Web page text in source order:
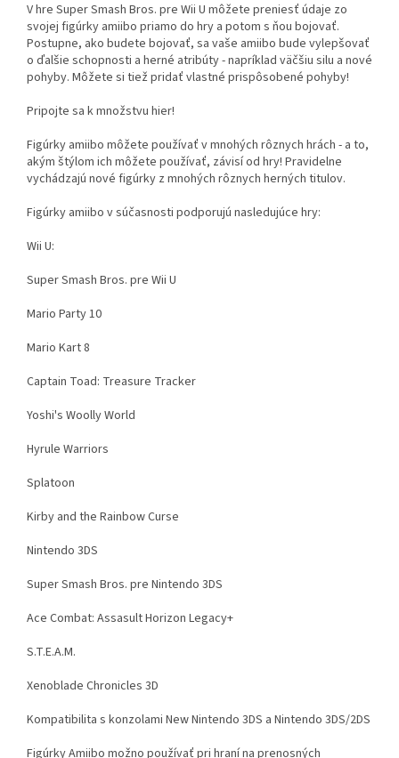
V hre Super Smash Bros. pre Wii U môžete preniesť údaje zo
svojej figúrky amiibo priamo do hry a potom s ňou bojovať.
Postupne, ako budete bojovať, sa vaše amiibo bude vylepšovať
o ďalšie schopnosti a herné atribúty - napríklad väčšiu silu a nové
pohyby. Môžete si tiež pridať vlastné prispôsobené pohyby!
Pripojte sa k množstvu hier!
Figúrky amiibo môžete používať v mnohých rôznych hrách - a to,
akým štýlom ich môžete používať, závisí od hry! Pravidelne
vychádzajú nové figúrky z mnohých rôznych herných titulov.
Figúrky amiibo v súčasnosti podporujú nasledujúce hry:
Wii U:
Super Smash Bros. pre Wii U
Mario Party 10
Mario Kart 8
Captain Toad: Treasure Tracker
Yoshi's Woolly World
Hyrule Warriors
Splatoon
Kirby and the Rainbow Curse
Nintendo 3DS
Super Smash Bros. pre Nintendo 3DS
Ace Combat: Assasult Horizon Legacy+
S.T.E.A.M.
Xenoblade Chronicles 3D
Kompatibilita s konzolami New Nintendo 3DS a Nintendo 3DS/2DS
Figúrky Amiibo možno používať pri hraní na prenosných